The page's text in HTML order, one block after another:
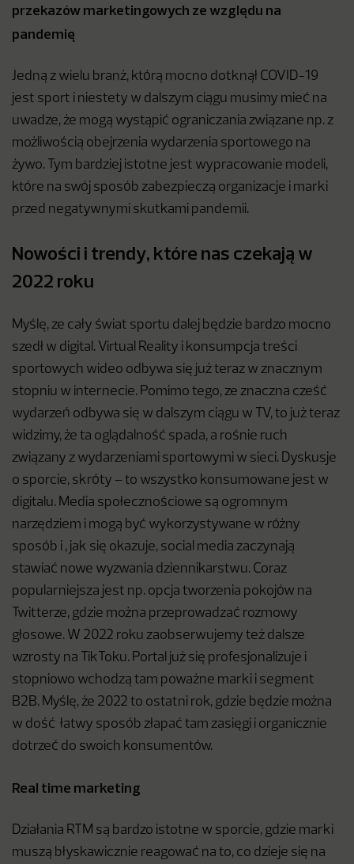
przekazów marketingowych ze względu na
pandemię
Jedną z wielu branż, którą mocno dotknął COVID-19
jest sport i niestety w dalszym ciągu musimy mieć na
uwadze, że mogą wystąpić ograniczania związane np. z
możliwością obejrzenia wydarzenia sportowego na
żywo. Tym bardziej istotne jest wypracowanie modeli,
które na swój sposób zabezpieczą organizacje i marki
przed negatywnymi skutkami pandemii.
Nowości i trendy, które nas czekają w
2022 roku
Myślę, ze cały świat sportu dalej będzie bardzo mocno
szedł w digital. Virtual Reality i konsumpcja treści
sportowych wideo odbywa się już teraz w znacznym
stopniu w internecie. Pomimo tego, ze znaczna cześć
wydarzeń odbywa się w dalszym ciągu w TV, to już teraz
widzimy, że ta oglądalność spada, a rośnie ruch
związany z wydarzeniami sportowymi w sieci. Dyskusje
o sporcie, skróty – to wszystko konsumowane jest w
digitalu. Media społecznościowe są ogromnym
narzędziem i mogą być wykorzystywane w różny
sposób i , jak się okazuje, social media zaczynają
stawiać nowe wyzwania dziennikarstwu. Coraz
popularniejsza jest np. opcja tworzenia pokojów na
Twitterze, gdzie można przeprowadzać rozmowy
głosowe. W 2022 roku zaobserwujemy też dalsze
wzrosty na TikToku. Portal już się profesjonalizuje i
stopniowo wchodzą tam poważne marki i segment
B2B. Myślę, że 2022 to ostatni rok, gdzie będzie można
w dość łatwy sposób złapać tam zasięgi i organicznie
dotrzeć do swoich konsumentów.
Real time marketing
Działania RTM są bardzo istotne w sporcie, gdzie marki
muszą błyskawicznie reagować na to, co dzieje się na